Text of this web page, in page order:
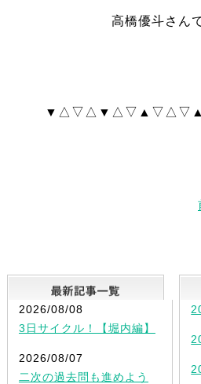
高橋優斗さん
最
2026/08/08
3日サイクル！【堀内編】
2026/08/07
二次の過去問も進めよう